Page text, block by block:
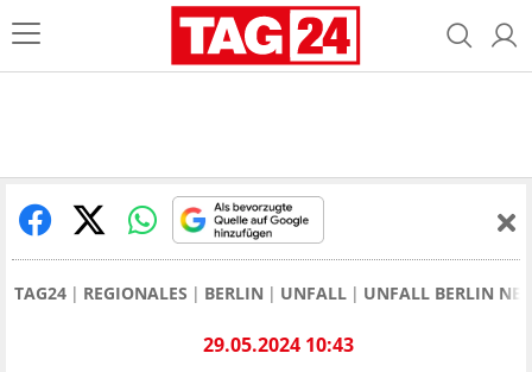
TAG24 REGIONALES BERLIN UNFALL UNFALL BERLIN
29.05.2024 10:43